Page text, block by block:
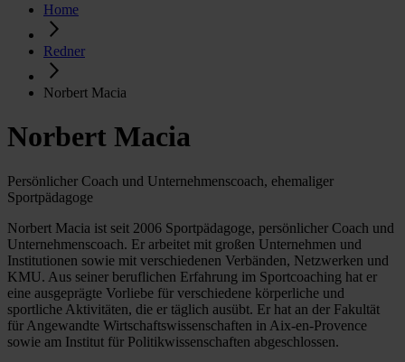
Home
Redner
Norbert Macia
Norbert Macia
Persönlicher Coach und Unternehmenscoach, ehemaliger
Sportpädagoge
Norbert Macia ist seit 2006 Sportpädagoge, persönlicher Coach und
Unternehmenscoach. Er arbeitet mit großen Unternehmen und
Institutionen sowie mit verschiedenen Verbänden, Netzwerken und
KMU. Aus seiner beruflichen Erfahrung im Sportcoaching hat er
eine ausgeprägte Vorliebe für verschiedene körperliche und
sportliche Aktivitäten, die er täglich ausübt. Er hat an der Fakultät
für Angewandte Wirtschaftswissenschaften in Aix-en-Provence
sowie am Institut für Politikwissenschaften abgeschlossen.